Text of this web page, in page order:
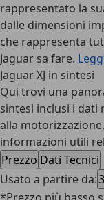
rappresentato la
dalle dimensioni
che rappresenta
Jaguar sa fare.
Jaguar XJ in sintesi
Qui trovi una
sintesi inclusi i dati
alla
informazioni utili
Prezzo Dati Tecnici
Usato a partire da: